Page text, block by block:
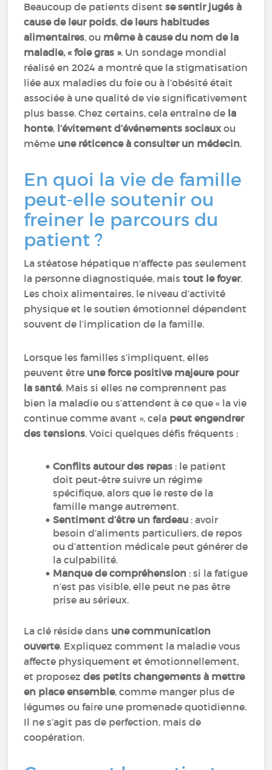
Beaucoup de patients disentse sentir jugés à
cause de leur poids,de leurs habitudes
alimentaires, ou même à cause du nom de la
maladie, « foie gras ». Un sondage mondial
réalisé en 2024 a montré que la stigmatisation
liée aux maladies du foie ou à l’obésité était
associée à une qualité de vie significativement
plus basse. Chez certains, cela entraîne de la
honte, l’évitement d’événements sociauxou
même une réticence à consulter un médecin.
En quoi la vie de famille
peut-elle soutenir ou
freiner le parcours du
patient ?
La stéatose hépatique n'affecte pas seulement
la personne diagnostiquée, maistout le foyer.
Les choix alimentaires, le niveau d’activité
physique et le soutien émotionnel dépendent
souvent de l’implication de la famille.
Lorsque les familles s’impliquent, elles
peuvent être une force positive majeure pour
la santé. Mais si elles ne comprennent pas
bien la maladie ou s’attendent à ce que « la vie
continue comme avant », cela peut engendrer
des tensions. Voici quelques défis fréquents :
Conflits autour des repas : le patient
doit peut-être suivre un régime
spécifique, alors que le reste de la
famille mange autrement.
Sentiment d’être un fardeau : avoir
besoin d’aliments particuliers, de repos
ou d’attention médicale peut générer de
la culpabilité.
Manque de compréhension : si la fatigue
n’est pas visible, elle peut ne pas être
prise au sérieux.
La clé réside dans une communication
ouverte. Expliquez comment la maladie vous
affecte physiquement et émotionnellement,
et proposezdes petits changements à mettre
en place ensemble, comme manger plus de
légumes ou faire une promenade quotidienne.
Il ne s’agit pas de perfection, mais de
coopération.